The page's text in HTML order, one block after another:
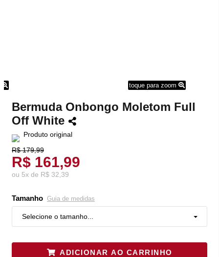
toque para zoom
Bermuda Onbongo Moletom Full
Off White
Produto original
R$ 179,99
R$ 161,99
ou 5x de R$ 32,39
Tamanho Guia de medidas
Selecione o tamanho...
ADICIONAR AO CARRINHO